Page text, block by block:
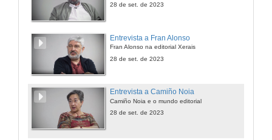
28 de set. de 2023
Entrevista a Fran Alonso
Fran Alonso na editorial Xerais
28 de set. de 2023
Entrevista a Camiño Noia
Camiño Noia e o mundo editorial
28 de set. de 2023